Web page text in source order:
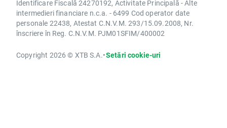
Identificare Fiscală 24270192, Activitate Principală - Alte
intermedieri financiare n.c.a. - 6499 Cod operator date
personale 22438, Atestat C.N.V.M. 293/15.09.2008, Nr.
înscriere în Reg. C.N.V.M. PJM01SFIM/400002
Copyright 2026 © XTB S.A.•Setări cookie-uri